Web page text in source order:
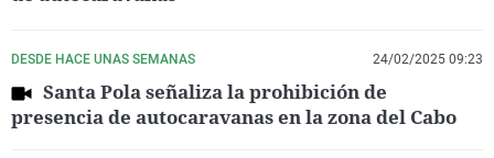
DESDE HACE UNAS SEMANAS 24/02/2025 09:23
Santa Pola señaliza la prohibición de
presencia de autocaravanas en la zona del Cabo